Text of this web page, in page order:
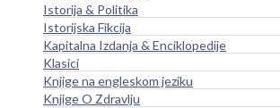
Istorija & Politika
Istorijska Fikcija
Kapitalna Izdanja & Enciklopedije
Klasici
Knjige na engleskom jeziku
Knjige O Zdravlju